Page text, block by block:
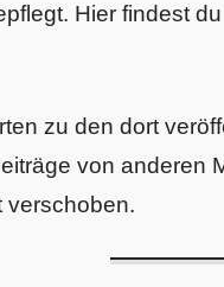
Hier findest
zu den dort
von anderen
verschoben.